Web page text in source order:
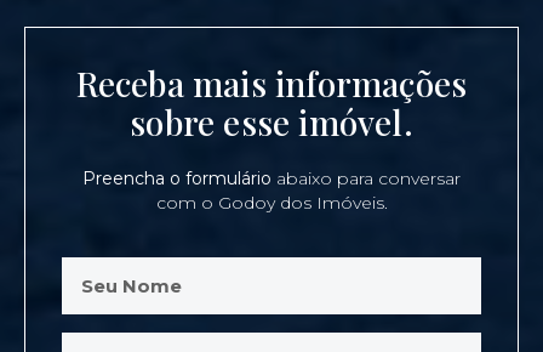
Receba mais informações
sobre esse imóvel.
Preencha o formulário abaixo para conversar
com o Godoy dos Imóveis.